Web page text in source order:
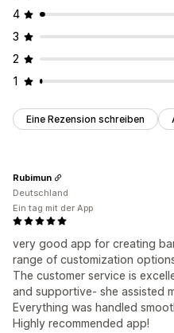
Präfix und Suffix
Etikettendruck
Automatisches Drucken
Benutzerdefinierte Layouts
4
3
2
1
Eine Rezension schreiben
very good app for creating
range of customization
The customer service is
and supportive- she assisted
Everything was handled
Highly recommended app!
Rubimun
Deutschland
Ein tag mit der App